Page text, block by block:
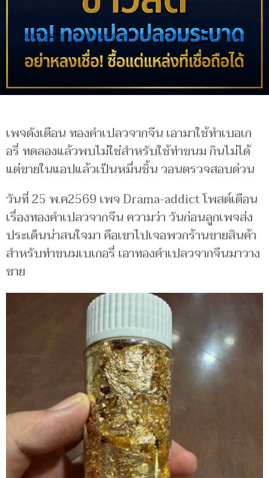
เพจดังเตือน ทองคำเปลวจากจีน เอามาใช้ทำเบอเก
อรี่ ทดลองแล้วพบไม่ใช่สำหรับใช้ทำขนม กินไม่ได้
แต่ขายในแอปแล้วเป็นหมื่นชิ้น วอนตรวจสอบด่วน
วันที่ 25 พ.ค2569 เพจ Drama-addict โพสต์เตือน
เรื่องทองคำเปลวจากจีน ความว่า วันก่อนลูกเพจส่ง
ประเด็นน่าสนใจมา คือเขาไปเจอพวกร้านขายสินค้า
สำหรับทำขนมเบเกอรี่ เอาทองคำเปลวจากจีนมาวาง
ขาย